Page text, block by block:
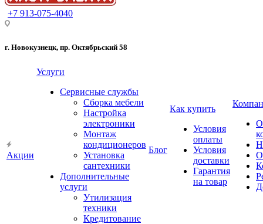
+7 913-075-4040
г. Новокузнецк, пр. Октябрьский 58
Акции
Услуги
Сервисные службы
Сборка мебели
Настройка
электроники
Монтаж
кондиционеров
Установка
сантехники
Дополнительные
услуги
Утилизация
техники
Кредитование
Блог
Как купить
Условия
оплаты
Условия
доставки
Гарантия
на товар
О